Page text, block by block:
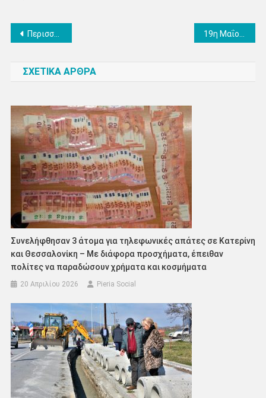
Πλοήγηση
Περισσότερες Θ. Λειτουργίες σε Ναούς για να μην δημιουργείται συνωστισμός
ΣΧΕΤΙΚΑ ΑΡΘΡΑ
Συνελήφθησαν 3 άτομα για τηλεφωνικές απάτες σε Κατερίνη
και Θεσσαλονίκη – Με διάφορα προσχήματα, έπειθαν
πολίτες να παραδώσουν χρήματα και κοσμήματα
20 Απριλίου 2026 Pieria Social